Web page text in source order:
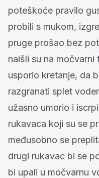
poteškoće pravilo
probili s mukom,
pruge prošao bez
naišli su na močvarni
usporio kretanje, da
razgranati splet
užasno umorio i
rukavaca koji su se
međusobno se
drugi rukavac bi se
bi upali u močvarnu